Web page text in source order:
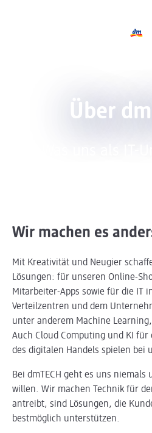
Über
Wir machen es
Mit Kreativität und Neugier
Lösungen: für unseren Online-
Mitarbeiter-Apps sowie für die IT
Verteilzentren und dem
unter anderem Machine
Auch Cloud Computing und KI für
des digitalen Handels spielen bei
Bei dmTECH geht es uns niemals
willen. Wir machen Technik für
antreibt, sind Lösungen, die
bestmöglich unterstützen.